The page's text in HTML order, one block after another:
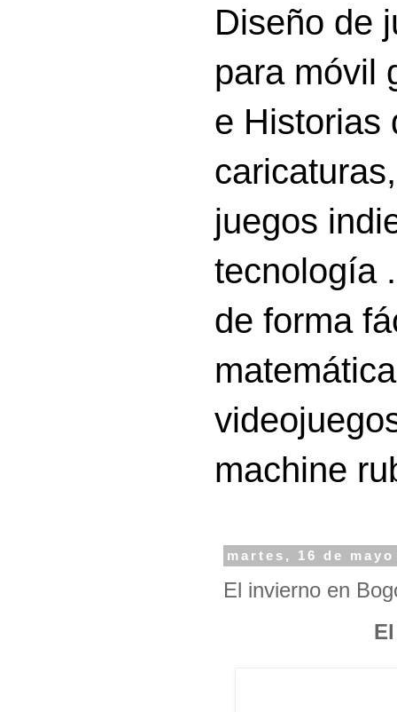
Diseño de
para móvil
e Historias
juegos
tecnología
de forma
machine
martes, 16 de
El invierno en